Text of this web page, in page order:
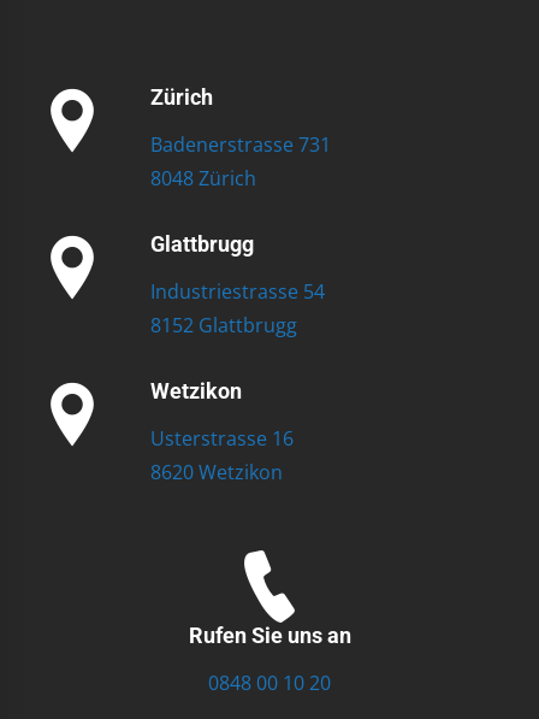
Zürich
Badenerstrasse 731
8048 Zürich
Glattbrugg
Industriestrasse 54
8152 Glattbrugg
Wetzikon
Usterstrasse 16
8620 Wetzikon
Rufen Sie uns an
0848 00 10 20